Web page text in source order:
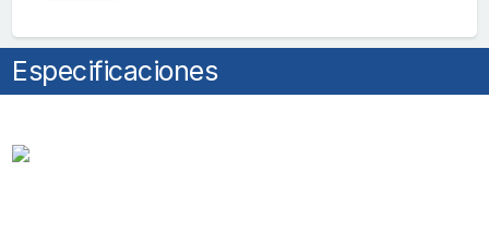
ACUSENSE
Lite
/
Especificaciones